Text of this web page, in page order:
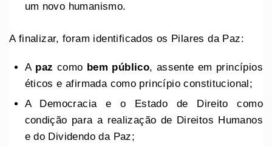
um novo humanismo.
A finalizar, foram identificados os Pilares da Paz:
Apaz como bem público, assente em princípios
éticos e afirmada como princípio constitucional;
A Democracia e o Estado de Direito como
condição para a realização de Direitos Humanos
e do Dividendo da Paz;